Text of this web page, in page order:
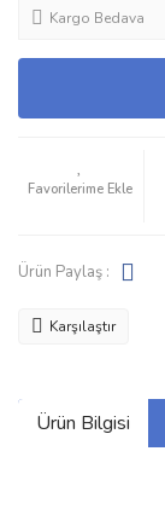
Kargo Bedava
Ürün Paylaş :
Karşılaştır
Ürün Bilgisi